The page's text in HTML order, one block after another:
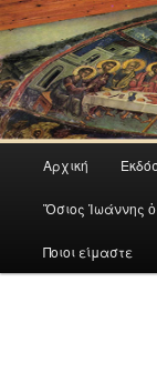
Παγκρήτιος
Ο Κουκουζέλης'
Μετάβαση
το
κύριο
Αρχική
Ὅσιος Ἰωάννης ὁ
Ποιοι είμαστε